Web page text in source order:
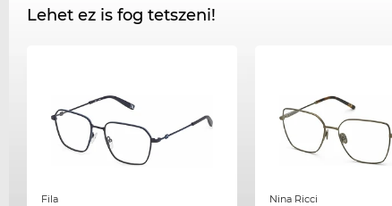
Lehet ez is fog tetszeni!
Fila Nina Ricci